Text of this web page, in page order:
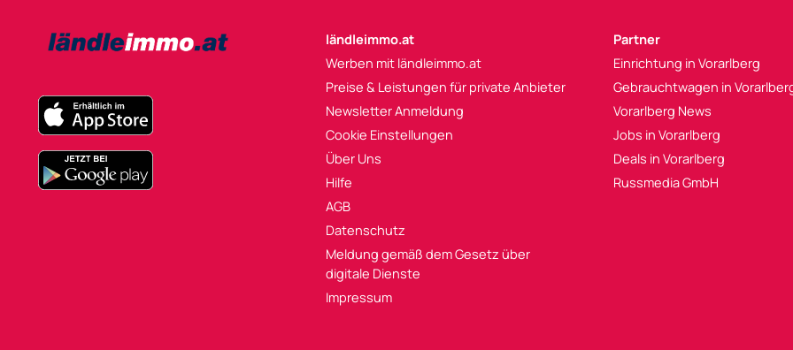
ländleimmo.at
Werben mit ländleimmo.at
Preise & Leistungen für private Anbieter
Newsletter Anmeldung
Cookie Einstellungen
Über Uns
Hilfe
AGB
Datenschutz
Meldung gemäß dem Gesetz über
digitale Dienste
Impressum
Partner
Einrichtung in Vorarlberg
Gebrauchtwagen in
Vorarlberg News
Jobs in Vorarlberg
Deals in Vorarlberg
Russmedia GmbH